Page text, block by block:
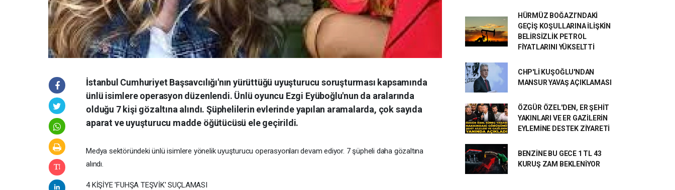
İstanbul Cumhuriyet Başsavcılığı'nın yürüttüğü uyuşturucu soruşturması kapsamında
ünlü isimlere operasyon düzenlendi. Ünlü oyuncu Ezgi Eyüboğlu'nun da aralarında
olduğu 7 kişi gözaltına alındı. Şüphelilerin evlerinde yapılan aramalarda, çok sayıda
aparat ve uyuşturucu madde öğütücüsü ele geçirildi.
Medya sektöründeki ünlü isimlere yönelik uyuşturucu operasyonları devam ediyor. 7 şüpheli daha gözaltına
alındı.
4 KİŞİYE 'FUHŞA TEŞVİK' SUÇLAMASI
HÜRMÜZ BOĞAZI’NDAKİ
GEÇİŞ KOŞULLARINA İLİŞKİN
BELİRSİZLİK PETROL
FİYATLARINI YÜKSELTTİ
CHP'Lİ KUŞOĞLU'NDAN
MANSUR YAVAŞ AÇIKLAMASI
ÖZGÜR ÖZEL'DEN, ER ŞEHİT
YAKINLARI VE ER GAZİLERİN
EYLEMİNE DESTEK ZİYARETİ
BENZİNE BU GECE 1 TL 43
KURUŞ ZAM BEKLENİYOR